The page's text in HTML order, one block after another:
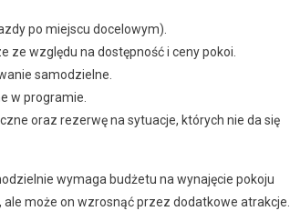
po miejscu docelowym).
ze względu na dostępność i ceny pokoi.
samodzielne.
w programie.
oraz rezerwę na sytuacje, których nie da się
wymaga budżetu na wynajęcie pokoju
może on wzrosnąć przez dodatkowe atrakcje.